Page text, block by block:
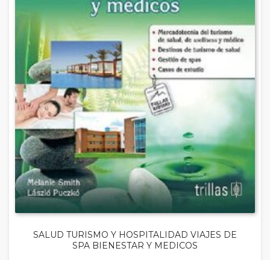
SALUD TURISMO Y HOSPITALIDAD VIAJES DE
SPA BIENESTAR Y MEDICOS